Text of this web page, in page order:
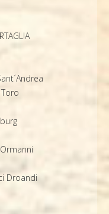
Droandi